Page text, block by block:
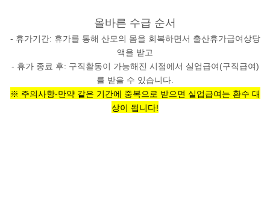
올바른 수급 순서
- 휴가기간: 휴가를 통해 산모의 몸을 회복하면서 출산휴가급여상당
액을 받고
- 휴가 종료 후: 구직활동이 가능해진 시점에서 실업급여(구직급여)
를 받을 수 있습니다.
※ 주의사항-만약 같은 기간에 중복으로 받으면 실업급여는 환수 대
상이 됩니다!